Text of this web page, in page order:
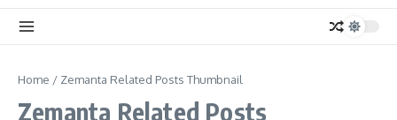
Home / Zemanta Related Posts Thumbnail
Zemanta Related Posts